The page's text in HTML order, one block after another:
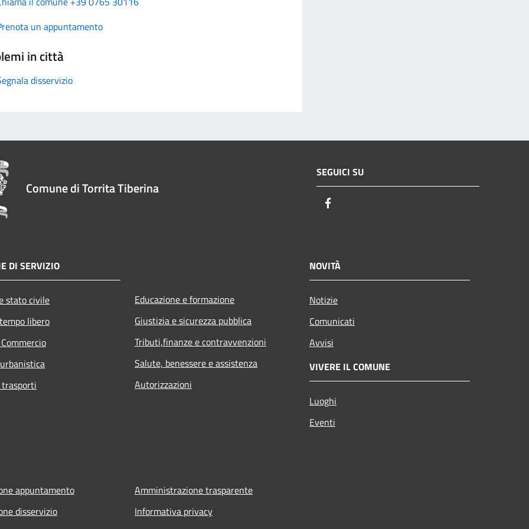
un appuntamento
in città
disservizio
Comune di Torrita Tiberina
SEGUICI SU
DI SERVIZIO
stato civile
libero
Educazione e formazione
Giustizia e sicurezza pubblica
Tributi,finanze e contravvenzioni
Salute, benessere e assistenza
Autorizzazioni
NOVITÀ
Notizie
Comunicati
Avvisi
VIVERE IL COMUNE
Luoghi
Eventi
appuntamento
disservizio
Amministrazione trasparente
Informativa privacy